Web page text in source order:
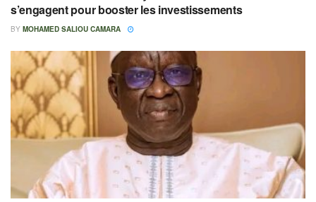
s’engagent pour booster les investissements
BY MOHAMED SALIOU CAMARA